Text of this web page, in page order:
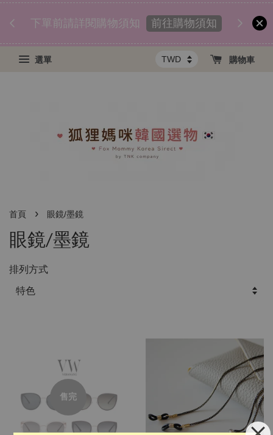
下單前請詳閱購物須知 前往購物須知 歡迎註冊
選單 購物車
首頁 › 眼鏡/墨鏡
眼鏡/墨鏡
排列方式
售完